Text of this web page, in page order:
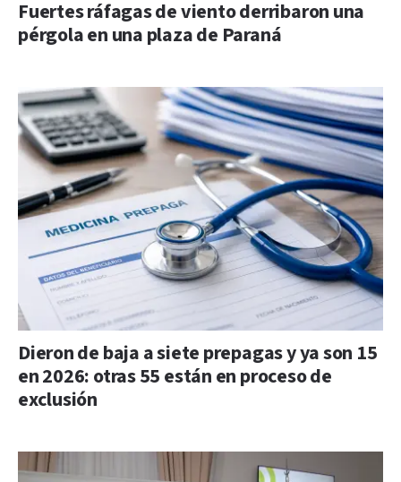
Fuertes ráfagas de viento derribaron una
pérgola en una plaza de Paraná
Dieron de baja a siete prepagas y ya son 15
en 2026: otras 55 están en proceso de
exclusión